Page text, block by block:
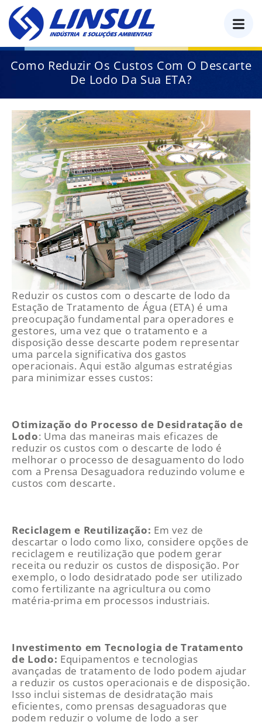
conteúdo
Como Reduzir Os Custos Com O Descarte
De Lodo Da Sua ETA?
Reduzir os custos com o descarte de lodo da
Estação de Tratamento de Água (ETA) é uma
preocupação fundamental para operadores e
gestores, uma vez que o tratamento e a
disposição desse descarte podem representar
uma parcela significativa dos gastos
operacionais. Aqui estão algumas estratégias
para minimizar esses custos:
Otimização do Processo de Desidratação de
Lodo: Uma das maneiras mais eficazes de
reduzir os custos com o descarte de lodo é
melhorar o processo de desaguamento do lodo
com a Prensa Desaguadora reduzindo volume e
custos com descarte.
Reciclagem e Reutilização: Em vez de
descartar o lodo como lixo, considere opções de
reciclagem e reutilização que podem gerar
receita ou reduzir os custos de disposição. Por
exemplo, o lodo desidratado pode ser utilizado
como fertilizante na agricultura ou como
matéria-prima em processos industriais.
Investimento em Tecnologia de Tratamento
de Lodo: Equipamentos e tecnologias
avançadas de tratamento de lodo podem ajudar
a reduzir os custos operacionais e de disposição.
Isso inclui sistemas de desidratação mais
eficientes, como prensas desaguadoras que
podem reduzir o volume de lodo a ser